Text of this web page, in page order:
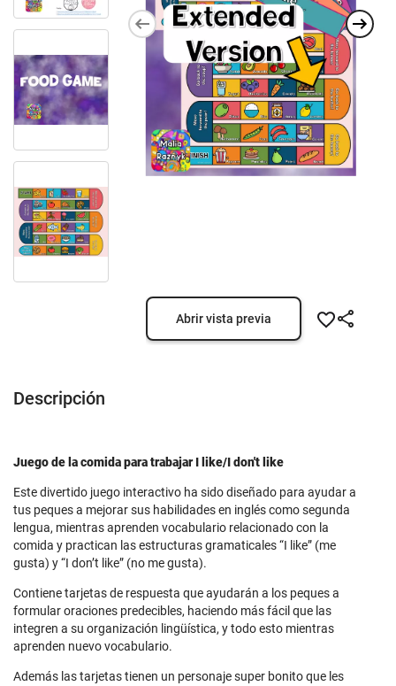
Abrir vista previa
Descripción
Juego de la comida para trabajar I like/I don't like
Este divertido juego interactivo ha sido diseñado para ayudar a
tus peques a mejorar sus habilidades en inglés como segunda
lengua, mientras aprenden vocabulario relacionado con la
comida y practican las estructuras gramaticales “I like” (me
gusta) y “I don’t like” (no me gusta).
Contiene tarjetas de respuesta que ayudarán a los peques a
formular oraciones predecibles, haciendo más fácil que las
integren a su organización lingüística, y todo esto mientras
aprenden nuevo vocabulario.
Además las tarjetas tienen un personaje super bonito que les